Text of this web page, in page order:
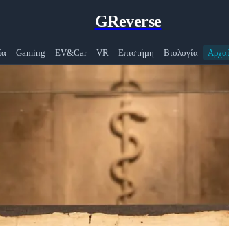
GReverse
Gaming EV&Car VR Επιστήμη Βιολογία